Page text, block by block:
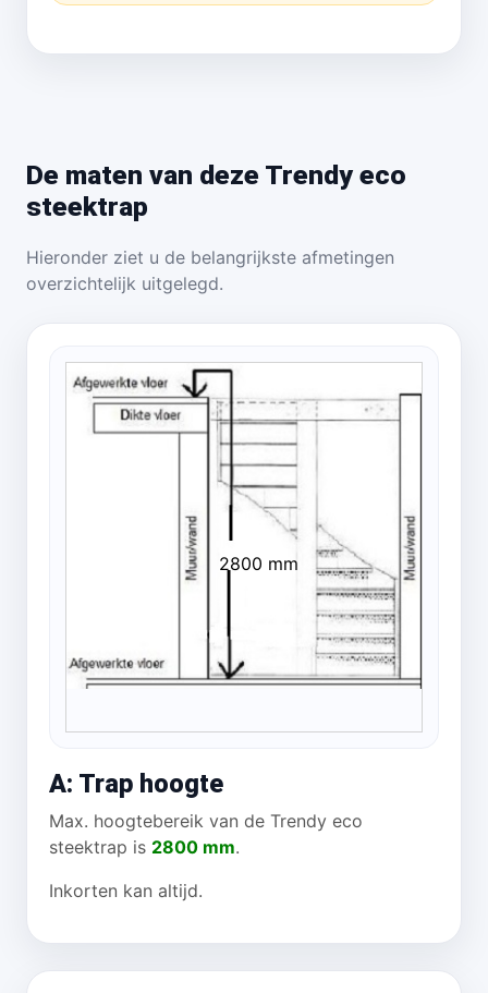
De maten van deze Trendy eco
steektrap
Hieronder ziet u de belangrijkste afmetingen
overzichtelijk uitgelegd.
2800 mm
A: Trap hoogte
Max. hoogtebereik van de Trendy eco
steektrap is 2800 mm.
Inkorten kan altijd.